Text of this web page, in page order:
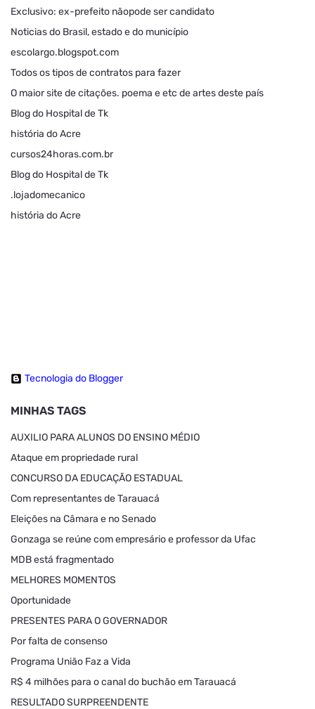
Exclusivo: ex-prefeito nãopode ser candidato
Noticias do Brasil, estado e do município
escolargo.blogspot.com
Todos os tipos de contratos para fazer
O maior site de citações. poema e etc de artes deste país
Blog do Hospital de Tk
história do Acre
cursos24horas.com.br
Blog do Hospital de Tk
.lojadomecanico
história do Acre
Tecnologia do Blogger
MINHAS TAGS
AUXILIO PARA ALUNOS DO ENSINO MÉDIO
Ataque em propriedade rural
CONCURSO DA EDUCAÇÃO ESTADUAL
Com representantes de Tarauacá
Eleições na Câmara e no Senado
Gonzaga se reúne com empresário e professor da Ufac
MDB está fragmentado
MELHORES MOMENTOS
Oportunidade
PRESENTES PARA O GOVERNADOR
Por falta de consenso
Programa União Faz a Vida
R$ 4 milhões para o canal do buchão em Tarauacá
RESULTADO SURPREENDENTE